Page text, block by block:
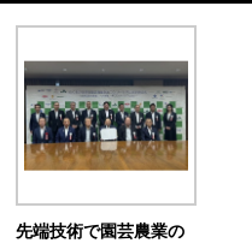
先端技術で園芸農業の